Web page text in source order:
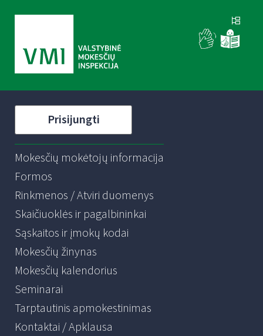
Prisijungti
Mokesčių mokėtojų informacija
Formos
Rinkmenos / Atviri duomenys
Skaičiuoklės ir pagalbininkai
Sąskaitos ir įmokų kodai
Mokesčių žinynas
Mokesčių kalendorius
Seminarai
Tarptautinis apmokestinimas
Kontaktai / Apklausa